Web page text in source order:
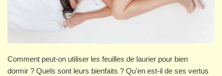
Comment peut-on utiliser les feuilles de laurier pour bien
dormir ? Quels sont leurs bienfaits ? Qu’en est-il de ses vertus